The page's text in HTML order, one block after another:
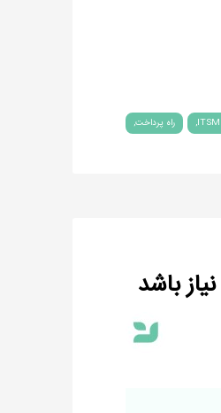
ITSM راه پرداخت